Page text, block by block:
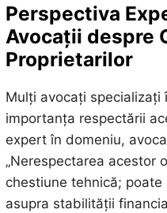
Perspectiva
Avocații despre
Proprietarilor
Mulți avocați
importanța respectării
expert în domeniu,
„Nerespectarea acestor
chestiune tehnică;
asupra stabilității